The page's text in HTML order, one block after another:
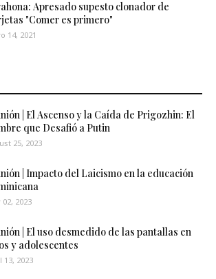
Apresado supesto clonador de
"Comer es primero"
14, 2021
| El Ascenso y la Caída de Prigozhin: El
que Desafió a Putin
25, 2023
| Impacto del Laicismo en la educación
02, 2023
| El uso desmedido de las pantallas en
y adolescentes
13, 2023